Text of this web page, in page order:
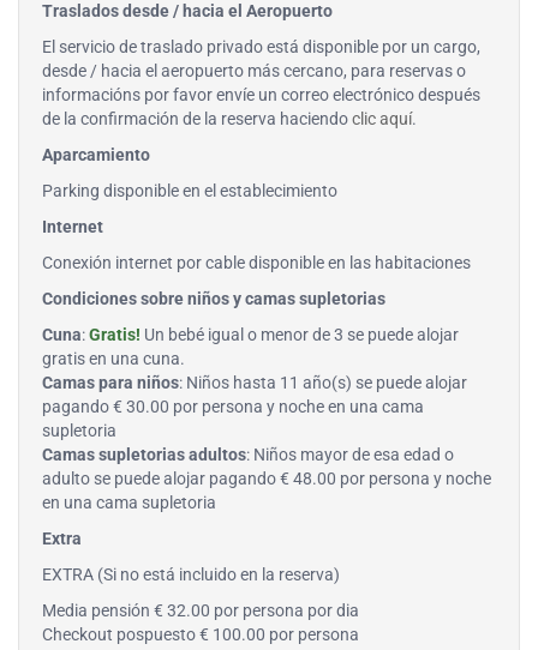
Traslados desde / hacia el Aeropuerto
El servicio de traslado privado está disponible por un cargo,
desde / hacia el aeropuerto más cercano, para reservas o
informacións por favor envíe un correo electrónico después
de la confirmación de la reserva haciendoclic aquí.
Aparcamiento
Parking disponible en el establecimiento
Internet
Conexión internet por cable disponible en las habitaciones
Condiciones sobre niños y camas supletorias
Cuna:Gratis! Un bebé igual o menor de 3 se puede alojar
gratis en una cuna.
Camas para niños: Niños hasta 11 año(s) se puede alojar
pagando € 30.00 por persona y noche en una cama
supletoria
Camas supletorias adultos: Niños mayor de esa edad o
adulto se puede alojar pagando € 48.00 por persona y noche
en una cama supletoria
Extra
EXTRA (Si no está incluido en la reserva)
Media pensión € 32.00 por persona por dia
Checkout pospuesto € 100.00 por persona